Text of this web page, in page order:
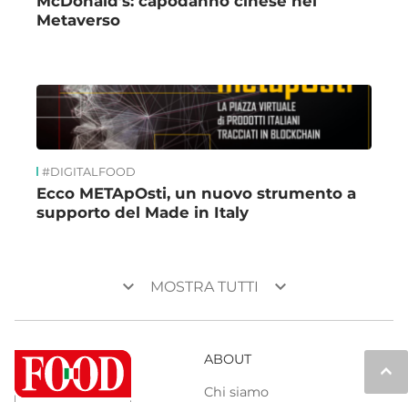
Metaverso
#DIGITALFOOD
Ecco METApOsti, un nuovo strumento a
supporto del Made in Italy
keyboard_arrow_down MOSTRA TUTTI keyboard_arrow_down
keyboard_arrow_up
ABOUT
Chi siamo